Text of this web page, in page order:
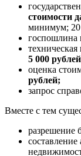
стоимости
минимум; 20
госпошлина
техническая
5 000
оценка
рублей;
запрос
Вместе с тем
разрешение
составление